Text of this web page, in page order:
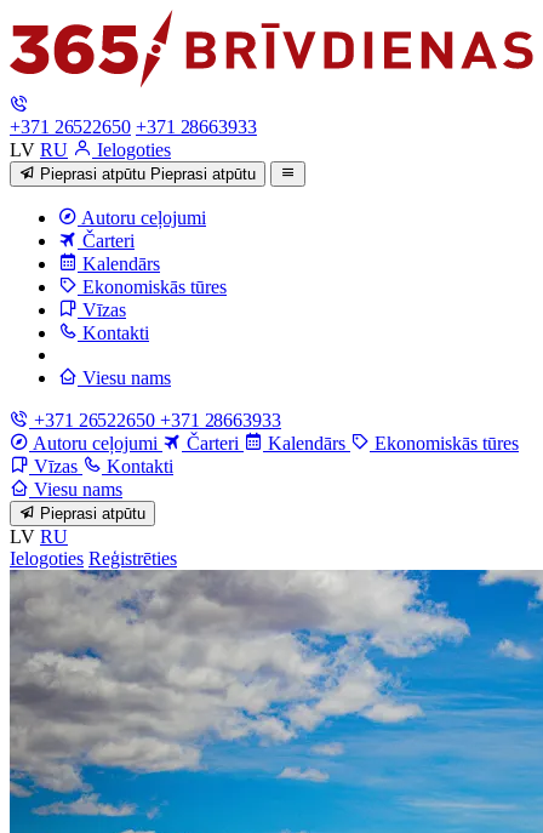
+371 26522650 +371 28663933
LV RU Ielogoties
Pieprasi atpūtu Pieprasi atpūtu
Autoru ceļojumi
Čarteri
Kalendārs
Ekonomiskās tūres
Vīzas
Kontakti
Viesu nams
+371 26522650 +371 28663933
Autoru ceļojumi
Čarteri Kalendārs
Ekonomiskās tūres
Vīzas
Kontakti
Viesu nams
Pieprasi atpūtu
LV RU
Ielogoties Reģistrēties